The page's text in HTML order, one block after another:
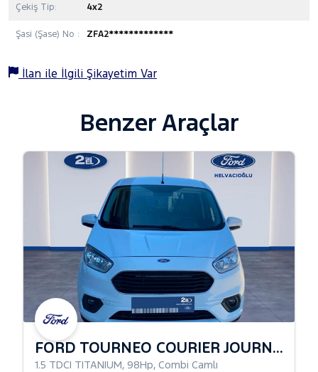
Çekiş Tip: 4x2
Şasi (Şase) No : ZFA2*************
İlan ile İlgili Şikayetim Var
Benzer Araçlar
FORD TOURNEO COURIER JOURNEY
1.5 TDCI TITANIUM, 98Hp, Combi Camlı